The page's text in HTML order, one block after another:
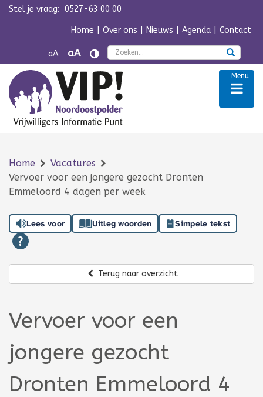
Navigatie overslaan
Stel je vraag: 0527-63 00 00
Home Over ons Nieuws Agenda Contact
aA aA
Menu
Home
Vacatures
Vervoer voor een jongere gezocht Dronten
Emmeloord 4 dagen per week
Lees voor Uitleg woorden Simpele tekst
Terug naar overzicht
Vervoer voor een
jongere gezocht
Dronten Emmeloord 4